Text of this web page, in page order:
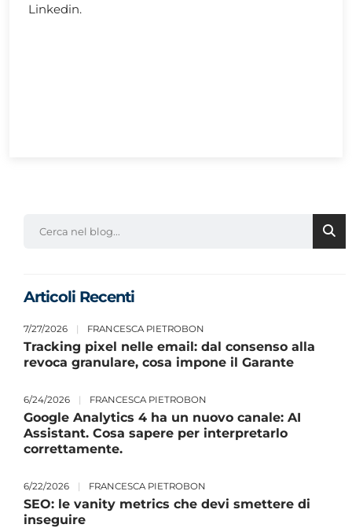
Linkedin.
Articoli Recenti
7/27/2026 | FRANCESCA PIETROBON
Tracking pixel nelle email: dal consenso alla
revoca granulare, cosa impone il Garante
6/24/2026 | FRANCESCA PIETROBON
Google Analytics 4 ha un nuovo canale: AI
Assistant. Cosa sapere per interpretarlo
correttamente.
6/22/2026 | FRANCESCA PIETROBON
SEO: le vanity metrics che devi smettere di
inseguire